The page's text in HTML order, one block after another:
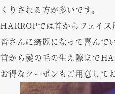
くりされる方が多いです。
HARROPでは首からフェイス
皆さんに綺麗になって喜んで
首から髪の毛の生え際まで
お得なクーポンもご用意して